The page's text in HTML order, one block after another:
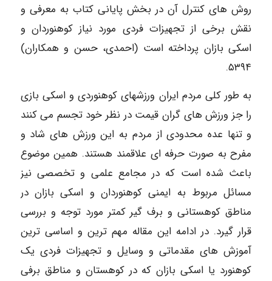
روش های کنترل آن در بخش پایانی کتاب به معرفی و
نقش برخی از تجهیزات فردی مورد نیاز کوهنوردان و
اسکی بازان پرداخته است (احمدی، حسن و همکاران)
۵۳۹۴.
به طور کلی مردم ایران ورزشهای کوهنوردی و اسکی بازی
را جز ورزش های گران قیمت در نظر خود تجسم می کنند
و تنها عده محدودی از مردم به این ورزش های شاد و
مفرح به صورت حرفه ای علاقمند هستند. همین موضوع
باعث شده است که در مجامع علمی و تخصصی نیز
مسائل مربوط به ایمنی کوهنوردان و اسکی بازان در
مناطق کوهستانی و برف گیر کمتر مورد توجه و بررسی
قرار گیرد. در ادامه این مقاله مهم ترین و اساسی ترین
آموزش های مقدماتی و وسایل و تجهیزات فردی یک
کوهنورد یا اسکی بازان که در کوهستان و مناطق برفی